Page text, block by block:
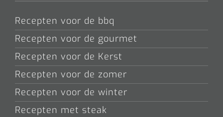
Recepten voor de bbq
Recepten voor de gourmet
Recepten voor de Kerst
Recepten voor de zomer
Recepten voor de winter
Recepten met steak